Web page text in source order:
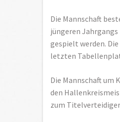
Die Mannschaft
jüngeren Jahrgangs
gespielt werden.
letzten
Die Mannschaft um
den
zum Titelverteidiger